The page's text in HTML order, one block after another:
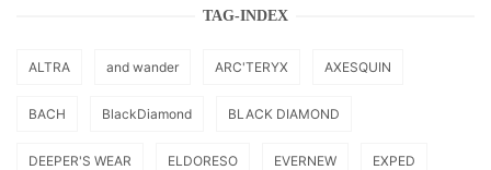
TAG-INDEX
ALTRA and wander ARC'TERYX AXESQUIN
BACH BlackDiamond BLACK DIAMOND
DEEPER'S WEAR ELDORESO EVERNEW EXPED